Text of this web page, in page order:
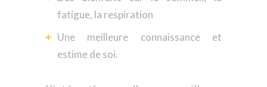
fatigue, la respiration
Une meilleure connaissance et
estime de soi.